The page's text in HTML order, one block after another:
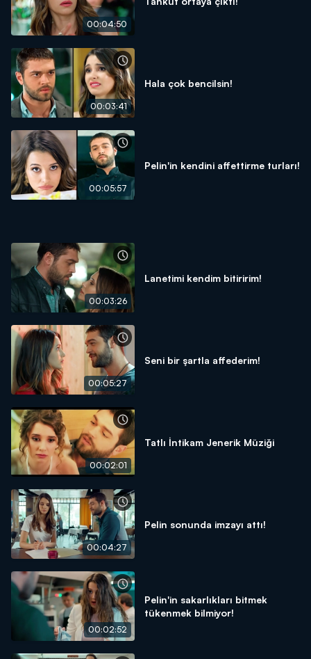
00:04:50
00:03:41
Hala çok bencilsin!
00:05:57
Pelin'in kendini affettirme turları!
00:03:26
Lanetimi kendim bitiririm!
00:05:27
Seni bir şartla affederim!
00:02:01
Tatlı İntikam Jenerik Müziği
00:04:27
Pelin sonunda imzayı attı!
00:02:52
Pelin'in sakarlıkları bitmek
tükenmek bilmiyor!